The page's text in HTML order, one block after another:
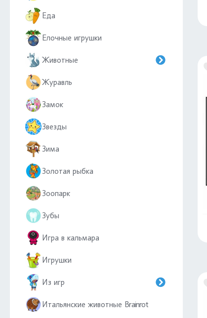
Еда
Елочные игрушки
Животные
Журавль
Замок
Звезды
Зима
Золотая рыбка
Зоопарк
Зубы
Игра в кальмара
Игрушки
Из игр
Итальянские животные Brainrot